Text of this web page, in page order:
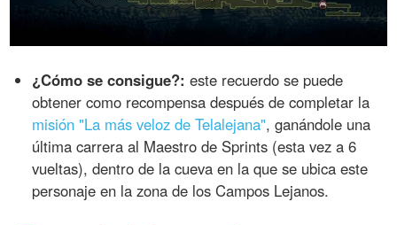
¿Cómo se consigue?: este recuerdo se puede
obtener como recompensa después de completar la
misión "La más veloz de Telalejana", ganándole una
última carrera al Maestro de Sprints (esta vez a 6
vueltas), dentro de la cueva en la que se ubica este
personaje en la zona de los Campos Lejanos.